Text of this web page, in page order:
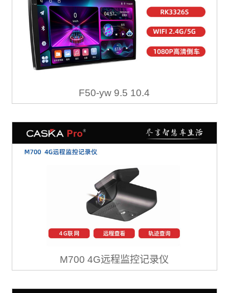
F50-yw 9.5 10.4
M700 4G远程监控记录仪